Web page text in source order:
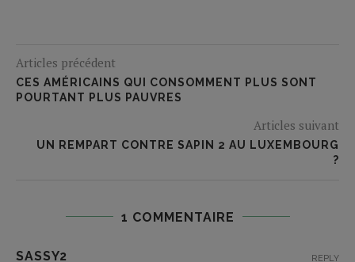
Articles précédent
CES AMÉRICAINS QUI CONSOMMENT PLUS SONT
POURTANT PLUS PAUVRES
Articles suivant
UN REMPART CONTRE SAPIN 2 AU LUXEMBOURG
?
1 COMMENTAIRE
SASSY2 REPLY